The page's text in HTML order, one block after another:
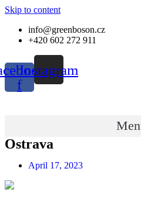
Skip to content
info@greenboson.cz
+420 602 272 911
f
Instagram
Ostrava
April 17, 2023